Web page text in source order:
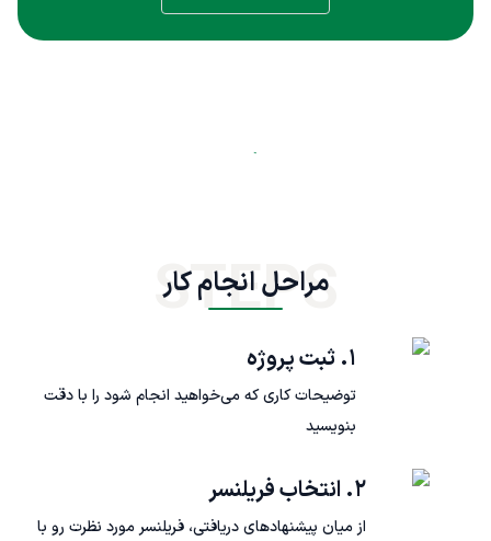
مراحل انجام کار
STEPS
۱. ثبت پروژه
توضیحات کاری که می‌خواهید انجام شود را با دقت
بنویسید
۲. انتخاب فریلنسر
از میان پیشنهادهای دریافتی، فریلنسر مورد نظرت رو با